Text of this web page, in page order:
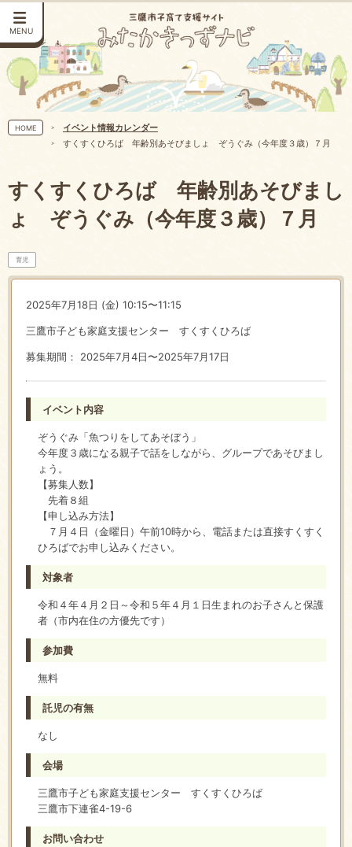
MENU
HOME
イベント情報カレンダー
すくすくひろば 年齢別あそびましょ ぞうぐみ（今年度３歳）７月
すくすくひろば 年齢別あそびまし
ょ ぞうぐみ（今年度３歳）７月
育児
2025年7月18日 (金) 10:15〜11:15
三鷹市子ども家庭支援センター すくすくひろば
募集期間： 2025年7月4日〜2025年7月17日
イベント内容
ぞうぐみ「魚つりをしてあそぼう」
今年度３歳になる親子で話をしながら、グループであそびまし
ょう。
【募集人数】
先着８組
【申し込み方法】
７月４日（金曜日）午前10時から、電話または直接すくすく
ひろばでお申し込みください。
対象者
令和４年４月２日～令和５年４月１日生まれのお子さんと保護
者（市内在住の方優先です）
参加費
無料
託児の有無
なし
会場
三鷹市子ども家庭支援センター すくすくひろば
三鷹市下連雀4-19-6
お問い合わせ